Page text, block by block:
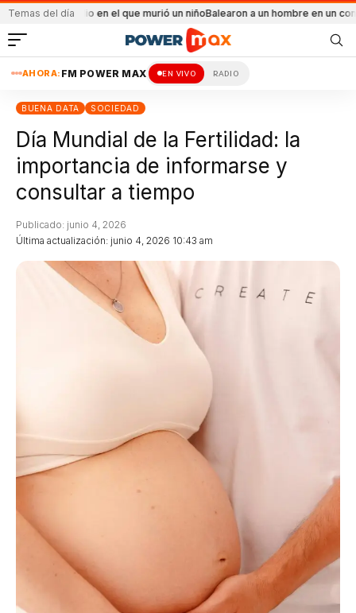
Temas del día
en el que murió un niñoBalearon a un hombre en un conflicto familiar
AHORA: FM POWER MAX EN VIVO RADIO
BUENA DATA SOCIEDAD
Día Mundial de la Fertilidad: la
importancia de informarse y
consultar a tiempo
Última actualización: junio 4, 2026 10:43 am
Publicado: junio 4, 2026